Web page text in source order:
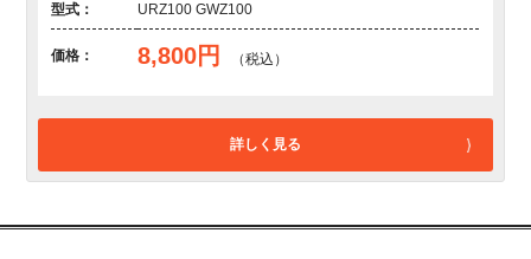
型式： URZ100 GWZ100
価格： 8,800円 （税込）
詳しく見る